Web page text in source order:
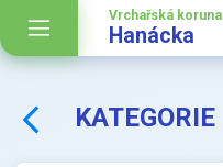
Vrchařská koruna
Hanácka
KATEGORIE